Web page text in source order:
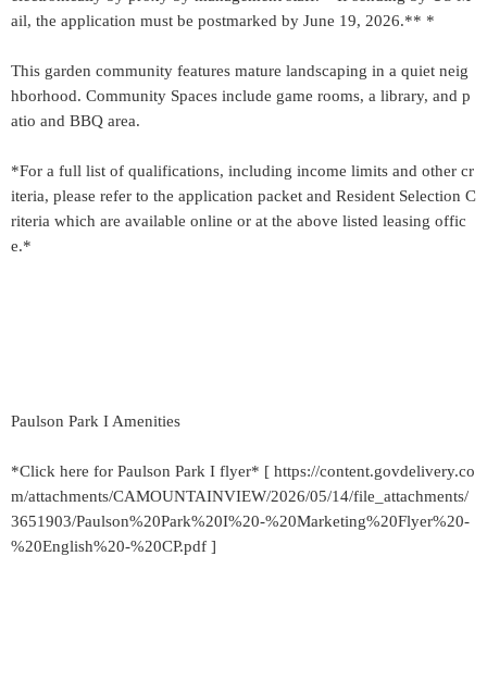
ail, the application must be postmarked by June 19, 2026.** *
This garden community features mature landscaping in a quiet neig
hborhood. Community Spaces include game rooms, a library, and p
atio and BBQ area.
*For a full list of qualifications, including income limits and other cr
iteria, please refer to the application packet and Resident Selection C
riteria which are available online or at the above listed leasing offic
e.*
Paulson Park I Amenities
*Click here for Paulson Park I flyer* [ https://content.govdelivery.co
m/attachments/CAMOUNTAINVIEW/2026/05/14/file_attachments/
3651903/Paulson%20Park%20I%20-%20Marketing%20Flyer%20-
%20English%20-%20CP.pdf ]